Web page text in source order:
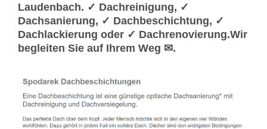
Laudenbach. ✓ Dachreinigung, ✓
Dachsanierung, ✓ Dachbeschichtung, ✓
Dachlackierung oder ✓ Dachrenovierung.Wir
begleiten Sie auf Ihrem Weg ✉.